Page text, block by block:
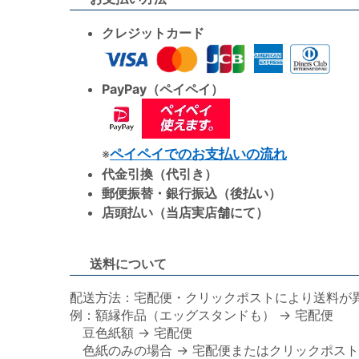
クレジットカード
PayPay（ペイペイ）
※ペイペイでのお支払いの流れ
代金引換（代引き）
郵便振替・銀行振込（後払い）
店頭払い（当店実店舗にて）
送料について
配送方法：宅配便・クリックポストにより送料が
例：額縁作品（エッグスタンドも） → 宅配便
豆色紙額 → 宅配便
色紙のみの場合 → 宅配便またはクリックポスト